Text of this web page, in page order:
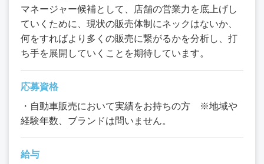
マネージャー候補として、店舗の営業力を底上げし
ていくために、現状の販売体制にネックはないか、
何をすればより多くの販売に繋がるかを分析し、打
ち手を展開していくことを期待しています。
応募資格
・自動車販売において実績をお持ちの方 ※地域や
経験年数、ブランドは問いません。
給与